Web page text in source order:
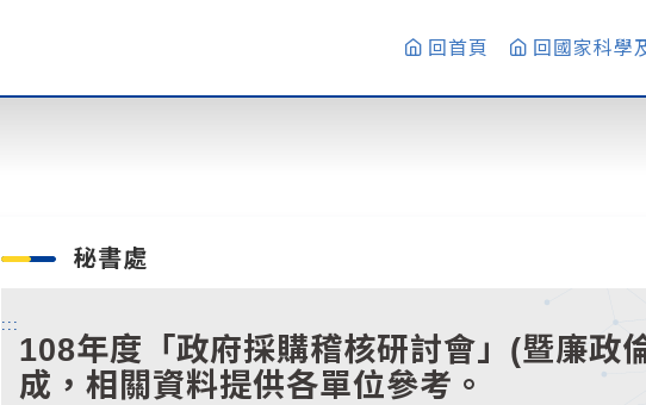
回首頁 回國家科學
秘書處
:::
108年度「政府採購稽核研討會」(暨廉政
成，相關資料提供各單位參考。